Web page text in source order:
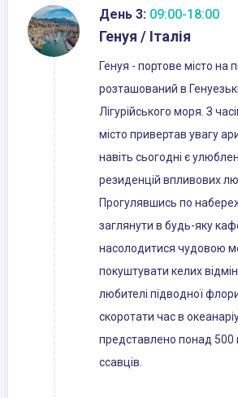
День 3: 09:00-18:00
Генуя / Італія
Генуя - портове місто на
розташований в
Лігурійського моря. З
місто привертав увагу
навіть сьогодні є
резиденцій впливових
Прогулявшись по
заглянути в будь-яку
насолодитися чудовою
покуштувати келих
любителі підводної
скоротати час в
представлено понад 500
ссавців.